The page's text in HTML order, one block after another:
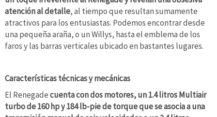
atención al detalle, al tiempo que resultan sumamente
atractivos para los entusiastas. Podemos encontrar desde
una pequeña araña, o un Willys, hasta el emblema de los
faros y las barras verticales ubicado en bastantes lugares.
Características técnicas y mecánicas
El Renegadecuenta con dos motores, un 1.4 litros Multiair
turbo de 160 hp y 184 lb-pie de torque que se asocia a una